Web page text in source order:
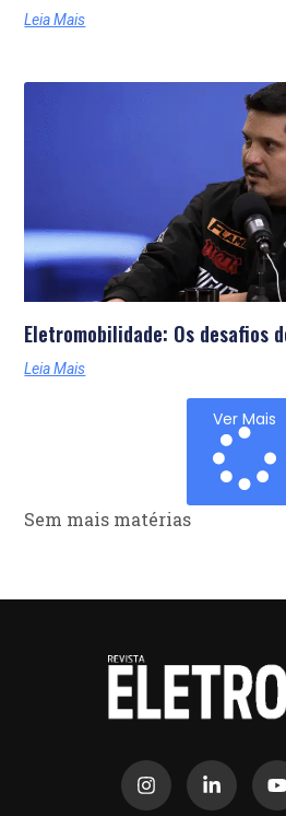
Leia Mais
Eletromobilidade: Os desafios
Leia Mais
Ver Mais
Sem mais matérias